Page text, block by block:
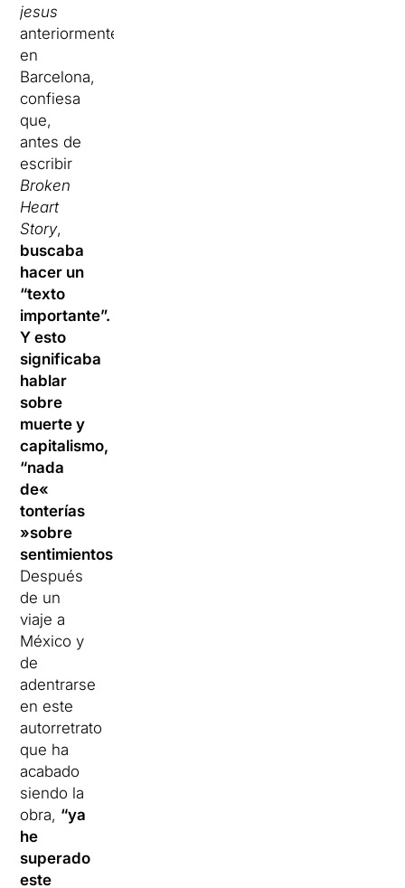
jesus
anteriormente
en
Barcelona,
confiesa
que,
antes de
escribir
Broken
Heart
Story,
buscaba
hacer un
“texto
importante”.
Y esto
significaba
hablar
sobre
muerte y
capitalismo,
“nada
de«
tonterías
»sobre
sentimientos”
Después
de un
viaje a
México y
de
adentrarse
en este
autorretrato
que ha
acabado
siendo la
obra, “ya
he
superado
este